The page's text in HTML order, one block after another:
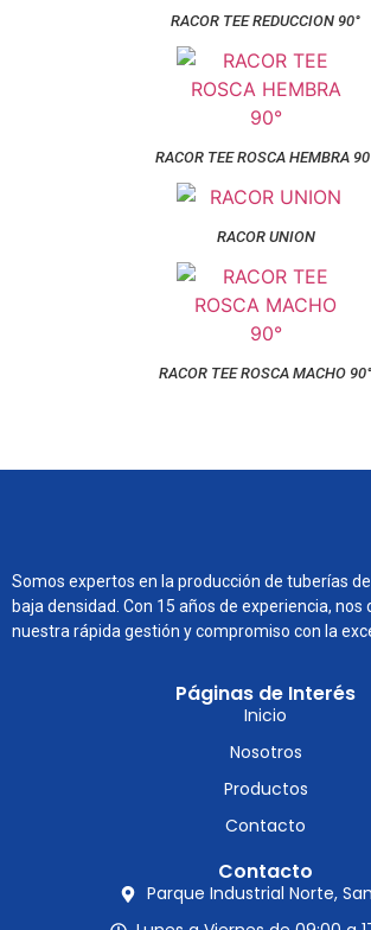
RACOR TEE REDUCCION 90°
RACOR TEE ROSCA HEMBRA
RACOR UNION
RACOR TEE ROSCA MACHO 90°
Somos expertos en la producción de tuberías
baja densidad. Con 15 años de experiencia,
nuestra rápida gestión y compromiso con la
Páginas de Interés
Inicio
Nosotros
Productos
Contacto
Contacto
Parque Industrial Norte,